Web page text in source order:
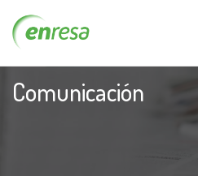
Comunicación